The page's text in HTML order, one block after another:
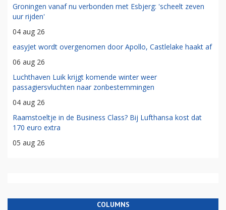
Groningen vanaf nu verbonden met Esbjerg: 'scheelt zeven
uur rijden'
04 aug 26
easyJet wordt overgenomen door Apollo, Castlelake haakt af
06 aug 26
Luchthaven Luik krijgt komende winter weer
passagiersvluchten naar zonbestemmingen
04 aug 26
Raamstoeltje in de Business Class? Bij Lufthansa kost dat
170 euro extra
05 aug 26
COLUMNS